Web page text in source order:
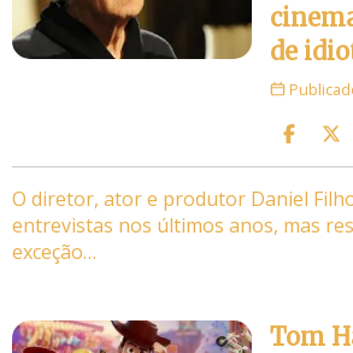
de
O diretor, ator e produtor Daniel
entrevistas nos últimos anos, mas
exceção…
Tom